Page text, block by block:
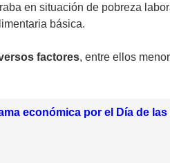
en situación de pobreza
básica.
factores, entre ellos
económica por el Día de las